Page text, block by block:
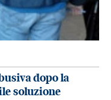
dopo la
soluzione